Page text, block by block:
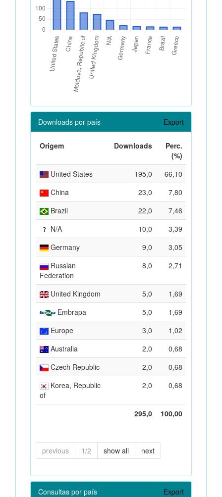
Downloads por país Export
Origem Downloads
Perc.
(%)
United States
195,0
66,10
China
23,0
7,80
Brazil
22,0
7,46
N/A
10,0
3,39
Germany
9,0
3,05
Russian
Federation
8,0 2,71
United Kingdom 5,0
1,69
Embrapa
5,0
1,69
Europe
3,0
1,02
Australia
2,0
0,68
Czech Republic
2,0
0,68
Korea, Republic
of
2,0 0,68
295,0 100,00
previous 1/2 show all next
Consultas por país Export